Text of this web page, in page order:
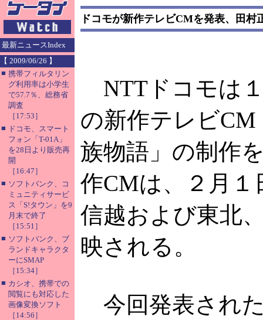
最新ニュースIndex
【 2009/06/26 】
■ 携帯フィルタリン
グ利用率は小学生
で57.7％、総務省
調査
［17:53］
■ ドコモ、スマート
フォン「T-01A」
を28日より販売再
開
［16:47］
■ ソフトバンク、コ
ミュニティサービ
ス「S!タウン」を9
月末で終了
［15:51］
■ ソフトバンク、ブ
ランドキャラクタ
ーにSMAP
［15:34］
■ カシオ、携帯での
閲覧にも対応した
画像変換ソフト
［14:56］
ドコモが新作テレビCMを発表、田村
NTTドコモは
の新作テレビ
族物語」の制作
作CMは、２月１
信越および東北
映される。
今回発表され